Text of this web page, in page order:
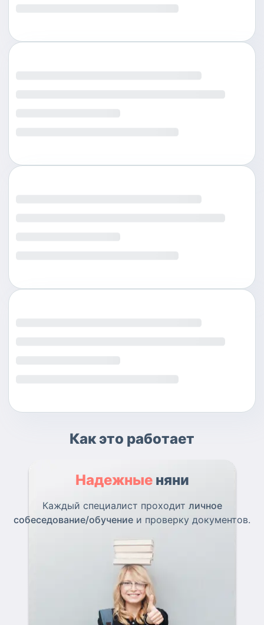
Как это работает
Надежные няни
Каждый специалист проходит личное
собеседование/обучение и проверку документов.